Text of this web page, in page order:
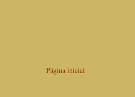
Página inicial